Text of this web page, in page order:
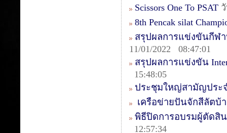
Scissors One To PSAT
8th Pencak silat
สรุปผลการแข่งขันกีฬ
11/01/2022 08:47:01
สรุปผลการแข่งขัน
15:48:05
ประชุมใหญ่สามัญประจ
เครือข่ายปันจักสีลัตบ้
พิธีปิดการอบรมผู้ตัดสิ
12:57:34